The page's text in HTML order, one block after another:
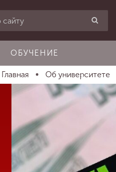
ОБУЧЕНИЕ
Главная Об университете